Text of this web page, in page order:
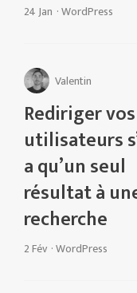
24 Jan ·WordPress
Valentin
Rediriger vos
utilisateurs
a qu’un seul
résultat à
recherche
2 Fév ·WordPress